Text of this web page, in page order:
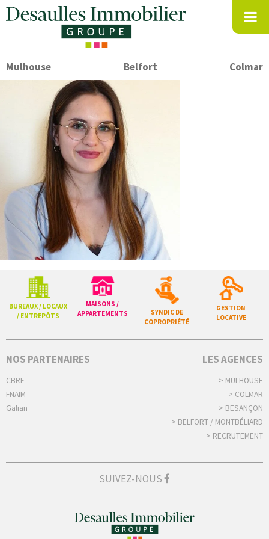
Mulhouse Belfort Colmar
BUREAUX / LOCAUX
/ ENTREPÔTS
MAISONS /
APPARTEMENTS
SYNDIC DE
COPROPRIÉTÉ
GESTION
LOCATIVE
NOS PARTENAIRES
CBRE
FNAIM
Galian
LES AGENCES
> MULHOUSE
> COLMAR
> BESANÇON
> BELFORT / MONTBÉLIARD
> RECRUTEMENT
SUIVEZ-NOUS